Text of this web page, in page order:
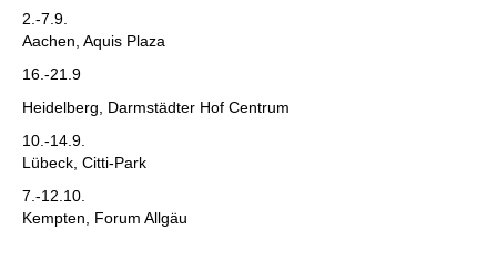
2.-7.9.
Aachen, Aquis Plaza
16.-21.9
Heidelberg, Darmstädter Hof Centrum
10.-14.9.
Lübeck, Citti-Park
7.-12.10.
Kempten, Forum Allgäu